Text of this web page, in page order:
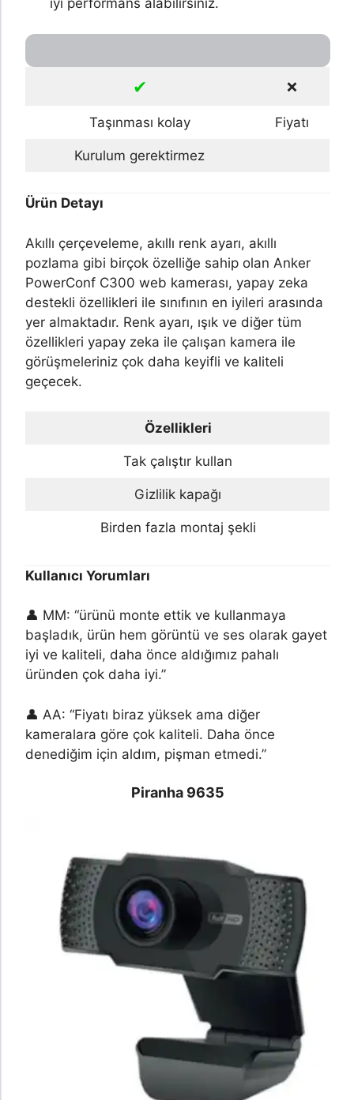
iyi performans alabilirsiniz.
✔ ❌
Taşınması kolay Fiyatı
Kurulum gerektirmez
Ürün Detayı
Akıllı çerçeveleme, akıllı renk ayarı, akıllı
pozlama gibi birçok özelliğe sahip olan Anker
PowerConf C300 web kamerası, yapay zeka
destekli özellikleri ile sınıfının en iyileri arasında
yer almaktadır. Renk ayarı, ışık ve diğer tüm
özellikleri yapay zeka ile çalışan kamera ile
görüşmeleriniz çok daha keyifli ve kaliteli
geçecek.
Özellikleri
Tak çalıştır kullan
Gizlilik kapağı
Birden fazla montaj şekli
Kullanıcı Yorumları
👤 MM: “ürünü monte ettik ve kullanmaya
başladık, ürün hem görüntü ve ses olarak gayet
iyi ve kaliteli, daha önce aldığımız pahalı
üründen çok daha iyi.”
👤 AA: “Fiyatı biraz yüksek ama diğer
kameralara göre çok kaliteli. Daha önce
denediğim için aldım, pişman etmedi.”
Piranha 9635